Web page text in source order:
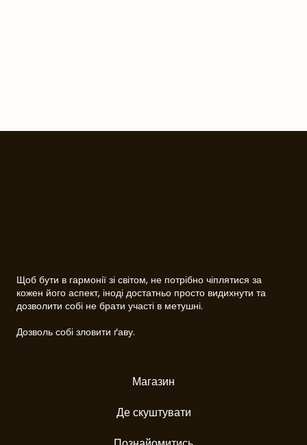
Щоб бути в гармонії зі світом, не потрібно чіплятися за
кожен його аспект, іноді достатньо просто видихнути та
дозволити собі не брати участі в метушні.
Дозволь собі зловити ґаву.
Магазин
Де скуштувати